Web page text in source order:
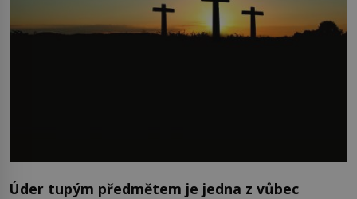
Úder tupým předmětem je jedna z vůbec